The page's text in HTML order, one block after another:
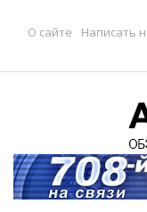
О сайте
Написать